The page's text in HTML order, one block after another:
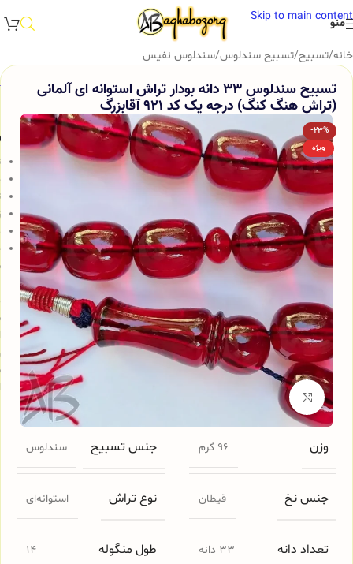
Skip to main content
منو
خانه/تسبیح/تسبیح سندلوس/سندلوس نفیس
تسبیح سندلوس 33 دانه بودار تراش استوانه ای آلمانی
(تراش هنگ کنگ) درجه یک کد 921 آقابزرگ
-23%
ویژه
برای بزرگنمایی کلیک کنید
وزن 96 گرم جنس تسبیح سندلوس
جنس نخ قیطان نوع تراش استوانه‌ای
تعداد دانه 33 دانه طول منگوله 14